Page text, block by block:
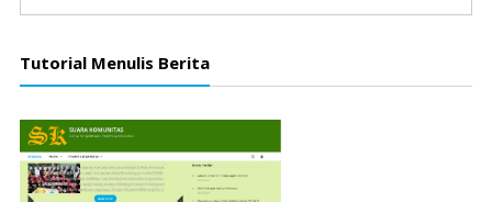
Tutorial Menulis Berita